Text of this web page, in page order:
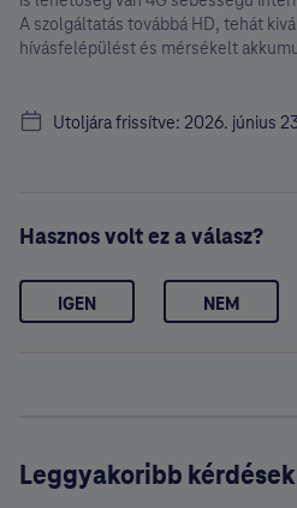
A szolgáltatás továbbá HD, tehát
hívásfelépülést és mérsékelt
Utoljára frissítve: 2026. június
Hasznos volt ez a válasz?
IGEN NEM
Leggyakoribb